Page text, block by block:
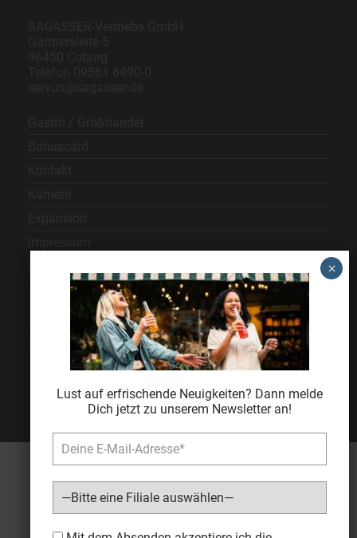
Lust auf erfrischende Neuigkeiten? Dann melde
Dich jetzt zu unserem Newsletter an!
Cookie Einstellungen
Jugendschutz